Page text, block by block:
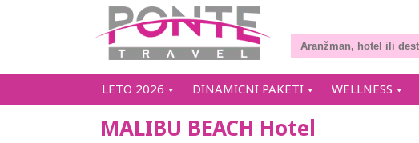
LETO 2026 DINAMICNI PAKETI WELLNESS
MALIBU BEACH Hotel